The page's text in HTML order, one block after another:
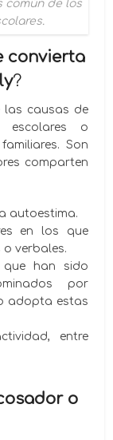
común de los
convierta
?
las causas de
o
Son
comparten
autoestima.
en los que
verbales.
que han sido
por
adopta estas
entre
o